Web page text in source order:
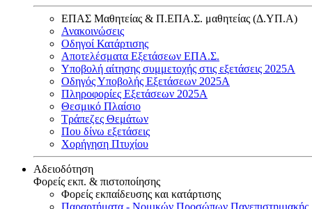
ΕΠΑΣ Μαθητείας & Π.ΕΠΑ.Σ. μαθητείας (Δ.ΥΠ.Α)
Ανακοινώσεις
Oδηγοί Κατάρτισης
Αποτελέσματα Εξετάσεων ΕΠΑ.Σ.
Υποβολή αίτησης συμμετοχής στις εξετάσεις 2025Α
Οδηγός Υποβολής Εξετάσεων 2025A
Πληροφορίες Εξετάσεων 2025Α
Θεσμικό Πλαίσιο
Τράπεζες Θεμάτων
Που δίνω εξετάσεις
Χορήγηση Πτυχίου
Αδειοδότηση
Φορείς εκπ. & πιστοποίησης
Φορείς εκπαίδευσης και κατάρτισης
Παραρτήματα - Νομικών Προσώπων Πανεπιστημιακής